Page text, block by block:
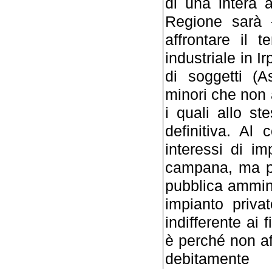
Regione
affrontare il
industriale in
di soggetti
minori che non
i quali allo
definitiva. Al
interessi di
campana, ma
pubblica
impianto
indifferente ai
è perché non